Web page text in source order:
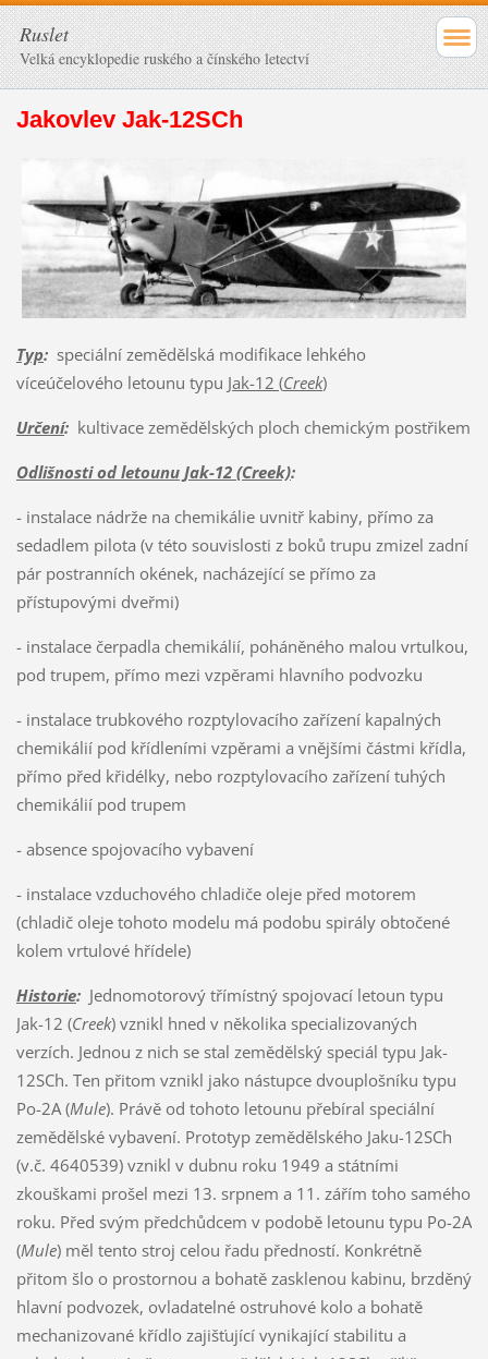
Ruslet
Velká encyklopedie ruského a čínského letectví
Jakovlev Jak-12SCh
Typ:speciální zemědělská modifikace lehkého
víceúčelového letounu typu Jak-12 (Creek)
Určení:kultivace zemědělských ploch chemickým postřikem
Odlišnosti od letounu Jak-12 (Creek):
- instalace nádrže na chemikálie uvnitř kabiny, přímo za
sedadlem pilota (v této souvislosti z boků trupu zmizel zadní
pár postranních okének, nacházející se přímo za
přístupovými dveřmi)
- instalace čerpadla chemikálií, poháněného malou vrtulkou,
pod trupem, přímo mezi vzpěrami hlavního podvozku
- instalace trubkového rozptylovacího zařízení kapalných
chemikálií pod křídleními vzpěrami a vnějšími částmi křídla,
přímo před křidélky, nebo rozptylovacího zařízení tuhých
chemikálií pod trupem
- absence spojovacího vybavení
- instalace vzduchového chladiče oleje před motorem
(chladič oleje tohoto modelu má podobu spirály obtočené
kolem vrtulové hřídele)
Historie:Jednomotorový třímístný spojovací letoun typu
Jak-12 (Creek) vznikl hned v několika specializovaných
verzích. Jednou z nich se stal zemědělský speciál typu Jak-
12SCh. Ten přitom vznikl jako nástupce dvouplošníku typu
Po-2A (Mule). Právě od tohoto letounu přebíral speciální
zemědělské vybavení. Prototyp zemědělského Jaku-12SCh
(v.č. 4640539) vznikl v dubnu roku 1949 a státními
zkouškami prošel mezi 13. srpnem a 11. zářím toho samého
roku. Před svým předchůdcem v podobě letounu typu Po-2A
(Mule) měl tento stroj celou řadu předností. Konkrétně
přitom šlo o prostornou a bohatě zasklenou kabinu, brzděný
hlavní podvozek, ovladatelné ostruhové kolo a bohatě
mechanizované křídlo zajišťující vynikající stabilitu a